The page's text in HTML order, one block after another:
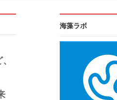
海藻ラボ